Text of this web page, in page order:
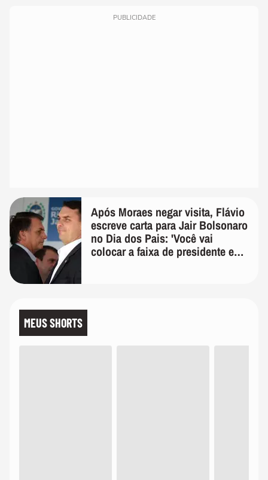
PUBLICIDADE
Após Moraes negar visita, Flávio
escreve carta para Jair Bolsonaro
no Dia dos Pais: 'Você vai
colocar a faixa de presidente em
MEUS SHORTS